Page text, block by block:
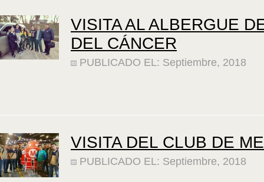
VISITA AL ALBERGUE
DEL CÁNCER
PUBLICADO EL: Septiembre, 2018
VISITA DEL CLUB DE
PUBLICADO EL: Septiembre, 2018